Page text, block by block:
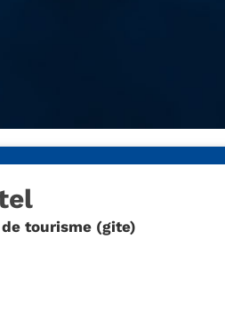
tourisme (gite)